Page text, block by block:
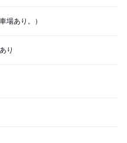
場あり。）
り